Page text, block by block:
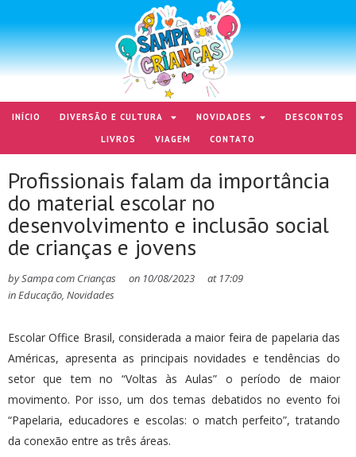
INÍCIO DIVERSÃO E CULTURA NOVIDADES
DESCONTOS
LIVROS
VIAGEM CONTATO
Profissionais falam da importância
do material escolar no
desenvolvimento e inclusão social
de crianças e jovens
bySampa com Crianças on 10/08/2023 at 17:09
inEducação, Novidades
Escolar Office Brasil, considerada a maior feira de papelaria das
Américas, apresenta as principais novidades e tendências do
setor que tem no “Voltas às Aulas” o período de maior
movimento. Por isso, um dos temas debatidos no evento foi
“Papelaria, educadores e escolas: o match perfeito”, tratando
da conexão entre as três áreas.